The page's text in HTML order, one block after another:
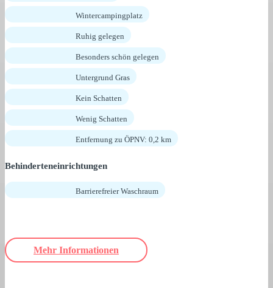
Wintercampingplatz
Ruhig gelegen
Besonders schön gelegen
Untergrund Gras
Kein Schatten
Wenig Schatten
Entfernung zu ÖPNV: 0,2 km
Behinderteneinrichtungen
Barrierefreier Waschraum
Mehr Informationen